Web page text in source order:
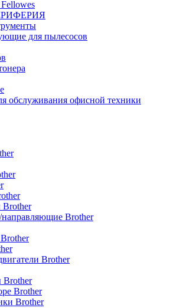
для пылесосов
обслуживания офисной техники
Brother
Brother
Brother
Brother
Brother
Brother